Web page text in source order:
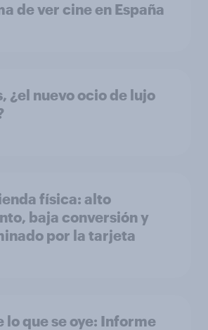
de ver cine en España
¿el nuevo ocio de lujo
física: alto
baja conversión y
por la tarjeta
lo que se oye: Informe